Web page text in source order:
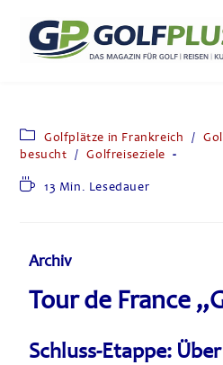
Golfplätze in Frankreich /
besucht / Golfreiseziele
13 Min. Lesedauer
Archiv
Tour de France
Schluss-Etappe: